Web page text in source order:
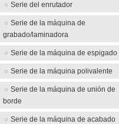
Serie del enrutador
Serie de la máquina de
grabado/laminadora
Serie de la máquina de espigado
Serie de la máquina polivalente
Serie de la máquina de unión de
borde
Serie de la máquina de acabado